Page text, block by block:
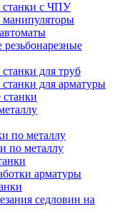
станки с ЧПУ
манипуляторы
для труб
станки для арматуры
станки
по металлу
по металлу
арматуры
седловин на